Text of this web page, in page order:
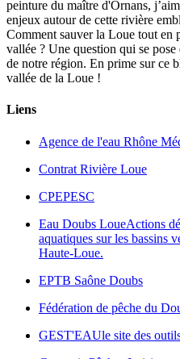
peinture du maître d'Ornans,
enjeux autour de cette rivière
Comment sauver la Loue tout en
vallée ? Une question qui se
de notre région. En prime sur ce
vallée de la Loue !
Liens
Agence de l'eau Rhône
Contrat Rivière Loue
CPEPESC
Eau Doubs LoueActions
aquatiques sur les bassins
Haute-Loue.
EPTB Saône Doubs
Fédération de pêche du
GEST'EAUle site des